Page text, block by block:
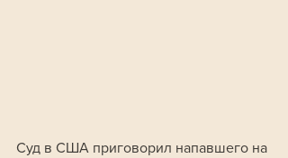
Суд в США приговорил напавшего на